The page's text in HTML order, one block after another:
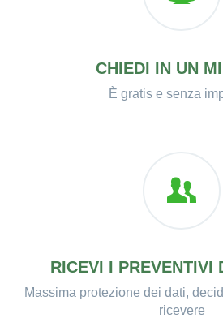
CHIEDI IN UN
È gratis e senza
RICEVI I PREVENTIVI
Massima protezione dei dati,
ricevere